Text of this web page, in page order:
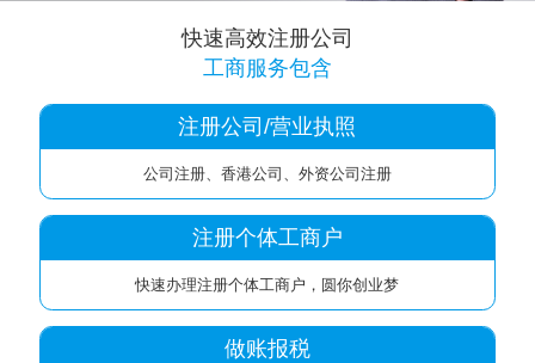
快速高效注册公司
工商服务包含
注册公司/营业执照
公司注册、香港公司、外资公司注册
注册个体工商户
快速办理注册个体工商户，圆你创业梦
做账报税